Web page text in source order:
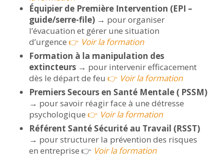
Équipier de Première Intervention (EPI –
guide/serre-file) → pour organiser
l’évacuation et gérer une situation
d’urgence 👉 Voir la formation
Formation à la manipulation des
extincteurs → pour intervenir efficacement
dès le départ de feu 👉 Voir la formation
Premiers Secours en Santé Mentale ( PSSM)
→ pour savoir réagir face à une détresse
psychologique 👉 Voir la formation
Référent Santé Sécurité au Travail (RSST)
→ pour structurer la prévention des risques
en entreprise 👉 Voir la formation